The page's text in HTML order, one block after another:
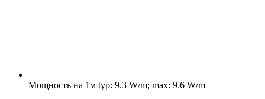
Мощность на 1м typ: 9.3 W/m; max: 9.6 W/m